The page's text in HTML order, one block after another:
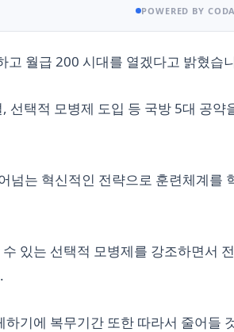
POWERED BY
고 월급 200 시대를 열겠다고 밝혔습
선택적 모병제 도입 등 국방 5대 공약
넘는 혁신적인 전략으로 훈련체계를
있는 선택적 모병제를 강조하면서
기에 복무기간 또한 따라서 줄어들